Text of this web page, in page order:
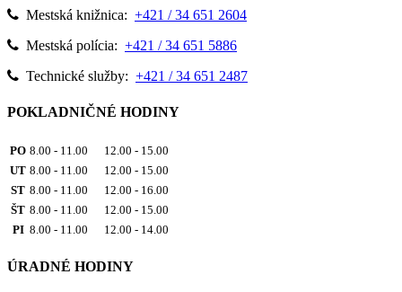
Mestská knižnica: +421 / 34 651 2604
Mestská polícia: +421 / 34 651 5886
Technické služby: +421 / 34 651 2487
POKLADNIČNÉ HODINY
PO 8.00 - 11.00 12.00 - 15.00
UT 8.00 - 11.00 12.00 - 15.00
ST 8.00 - 11.00 12.00 - 16.00
ŠT 8.00 - 11.00 12.00 - 15.00
PI 8.00 - 11.00 12.00 - 14.00
ÚRADNÉ HODINY